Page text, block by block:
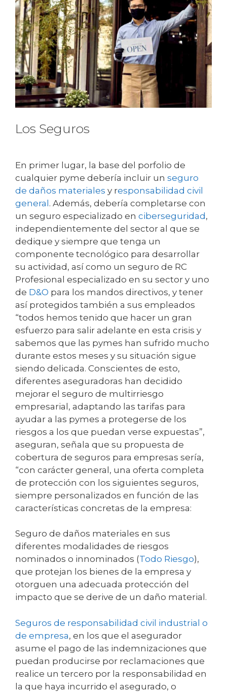
Los Seguros
En primer lugar, la base del porfolio de
cualquier pyme debería incluir un seguro
de daños materiales y responsabilidad civil
general. Además, debería completarse con
un seguro especializado en ciberseguridad,
independientemente del sector al que se
dedique y siempre que tenga un
componente tecnológico para desarrollar
su actividad, así como un seguro de RC
Profesional especializado en su sector y uno
de D&O para los mandos directivos, y tener
así protegidos también a sus empleados
“todos hemos tenido que hacer un gran
esfuerzo para salir adelante en esta crisis y
sabemos que las pymes han sufrido mucho
durante estos meses y su situación sigue
siendo delicada. Conscientes de esto,
diferentes aseguradoras han decidido
mejorar el seguro de multirriesgo
empresarial, adaptando las tarifas para
ayudar a las pymes a protegerse de los
riesgos a los que puedan verse expuestas”,
aseguran, señala que su propuesta de
cobertura de seguros para empresas sería,
“con carácter general, una oferta completa
de protección con los siguientes seguros,
siempre personalizados en función de las
características concretas de la empresa:
Seguro de daños materiales en sus
diferentes modalidades de riesgos
nominados o innominados (Todo Riesgo),
que protejan los bienes de la empresa y
otorguen una adecuada protección del
impacto que se derive de un daño material.
Seguros de responsabilidad civil industrial o
de empresa, en los que el asegurador
asume el pago de las indemnizaciones que
puedan producirse por reclamaciones que
realice un tercero por la responsabilidad en
la que haya incurrido el asegurado, o